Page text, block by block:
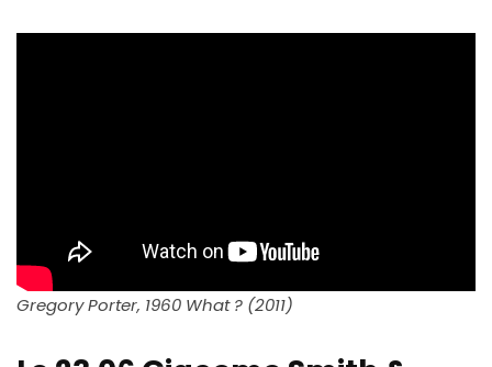
Gregory Porter, 1960 What ? (2011)